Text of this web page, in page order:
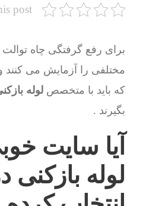
post
برای رفع گرفتگی چاه
مختلفی را آزمایش می کنند
که باید با متخصص لوله
بگیرند .
آیا سایت
لوله بازکنی